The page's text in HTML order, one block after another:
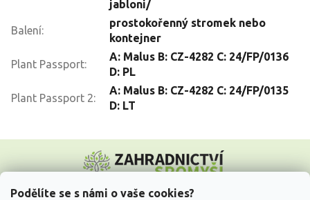
Podělíte se s námi o vaše cookies?
jabloni/
Balení:
prostokořenný stromek nebo
kontejner
Plant Passport:
A: Malus B: CZ-4282 C: 24/FP/0136
D: PL
Plant Passport 2:
A: Malus B: CZ-4282 C: 24/FP/0135
D: LT
p